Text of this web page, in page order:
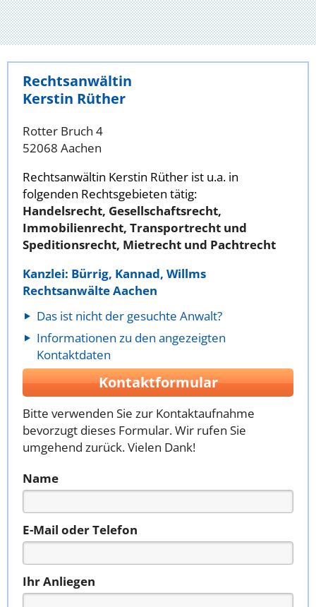
Rechtsanwältin
Kerstin Rüther
Rotter Bruch 4
52068 Aachen
Rechtsanwältin Kerstin Rüther ist u.a. in
folgenden Rechtsgebieten tätig:
Handelsrecht, Gesellschaftsrecht,
Immobilienrecht, Transportrecht und
Speditionsrecht, Mietrecht und Pachtrecht
Kanzlei: Bürrig, Kannad, Willms
Rechtsanwälte Aachen
Das ist nicht der gesuchte Anwalt?
Informationen zu den angezeigten
Kontaktdaten
Kontaktformular
Bitte verwenden Sie zur Kontaktaufnahme
bevorzugt dieses Formular. Wir rufen Sie
umgehend zurück. Vielen Dank!
Name
E-Mail oder Telefon
Ihr Anliegen